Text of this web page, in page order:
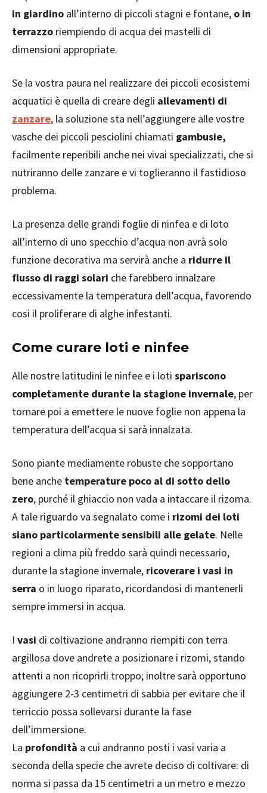
in giardino all’interno di piccoli stagni e fontane, o in
terrazzo riempiendo di acqua dei mastelli di
dimensioni appropriate.
Se la vostra paura nel realizzare dei piccoli ecosistemi
acquatici è quella di creare degli allevamenti di
zanzare, la soluzione sta nell’aggiungere alle vostre
vasche dei piccoli pesciolini chiamati gambusie,
facilmente reperibili anche nei vivai specializzati, che si
nutriranno delle zanzare e vi toglieranno il fastidioso
problema.
La presenza delle grandi foglie di ninfea e di loto
all’interno di uno specchio d’acqua non avrà solo
funzione decorativa ma servirà anche a ridurre il
flusso di raggi solari che farebbero innalzare
eccessivamente la temperatura dell’acqua, favorendo
cosi il proliferare di alghe infestanti.
Come curare loti e ninfee
Alle nostre latitudini le ninfee e i loti spariscono
completamente durante la stagione invernale, per
tornare poi a emettere le nuove foglie non appena la
temperatura dell’acqua si sarà innalzata.
Sono piante mediamente robuste che sopportano
bene anche temperature poco al di sotto dello
zero, purché il ghiaccio non vada a intaccare il rizoma.
A tale riguardo va segnalato come i rizomi dei loti
siano particolarmente sensibili alle gelate. Nelle
regioni a clima più freddo sarà quindi necessario,
durante la stagione invernale, ricoverare i vasi in
serra o in luogo riparato, ricordandosi di mantenerli
sempre immersi in acqua.
I vasi di coltivazione andranno riempiti con terra
argillosa dove andrete a posizionare i rizomi, stando
attenti a non ricoprirli troppo; inoltre sarà opportuno
aggiungere 2-3 centimetri di sabbia per evitare che il
terriccio possa sollevarsi durante la fase
dell’immersione.
La profondità a cui andranno posti i vasi varia a
seconda della specie che avrete deciso di coltivare: di
norma si passa da 15 centimetri a un metro e mezzo